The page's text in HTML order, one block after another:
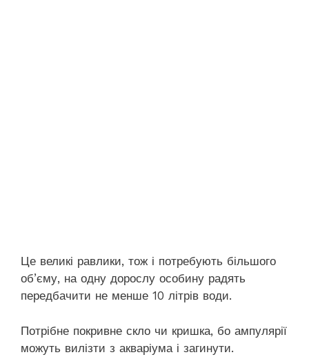
Це великі равлики, тож і потребують більшого
об’єму, на одну дорослу особину радять
передбачити не менше 10 літрів води.
Потрібне покривне скло чи кришка, бо ампулярії
можуть вилізти з акваріума і загинути.